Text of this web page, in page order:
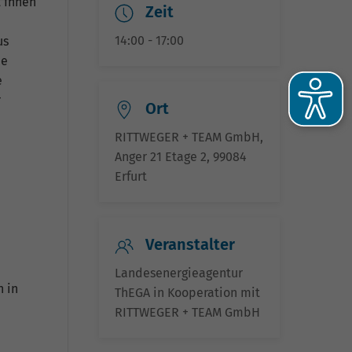
in
Zeit
14:00 - 17:00
Ort
RITTWEGER + TEAM GmbH,
Anger 21 Etage 2, 99084
Erfurt
Veranstalter
Landesenergieagentur
ThEGA in Kooperation mit
RITTWEGER + TEAM GmbH